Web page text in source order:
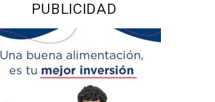
PUBLICIDAD